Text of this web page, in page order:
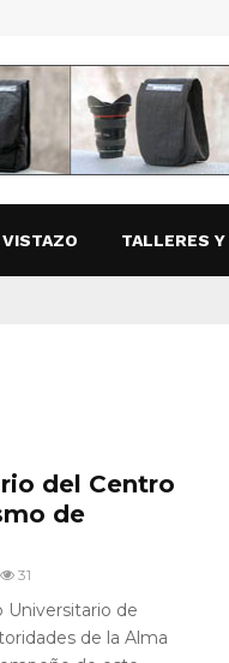
TALLERES
del Centro
de
31
Universitario de
de la Alma